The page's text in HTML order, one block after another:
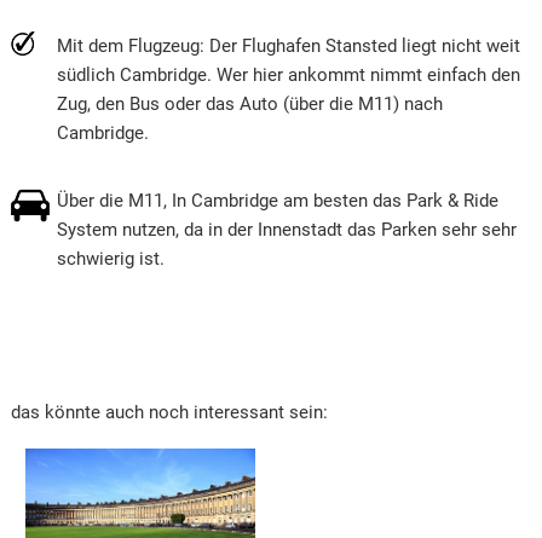
Mit dem Flugzeug: Der Flughafen Stansted liegt nicht weit
südlich Cambridge. Wer hier ankommt nimmt einfach den
Zug, den Bus oder das Auto (über die M11) nach
Cambridge.
Über die M11, In Cambridge am besten das Park & Ride
System nutzen, da in der Innenstadt das Parken sehr sehr
schwierig ist.
das könnte auch noch interessant sein: